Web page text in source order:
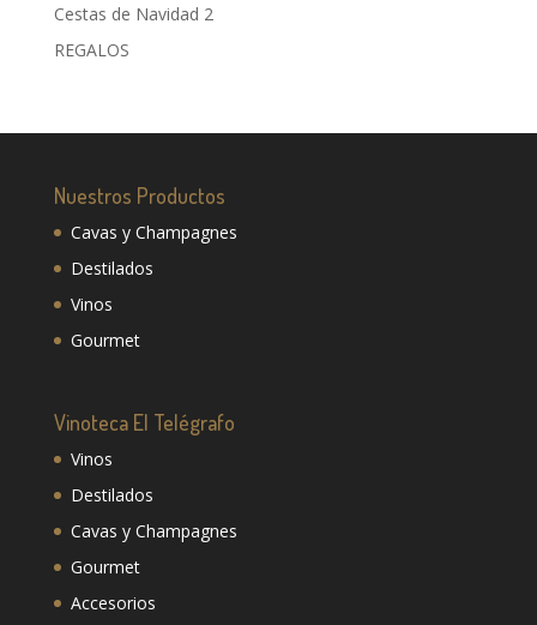
Cestas de Navidad 2
REGALOS
Nuestros Productos
Cavas y Champagnes
Destilados
Vinos
Gourmet
Vinoteca El Telégrafo
Vinos
Destilados
Cavas y Champagnes
Gourmet
Accesorios